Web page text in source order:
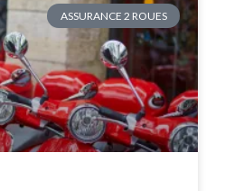
ASSURANCE 2 ROUES